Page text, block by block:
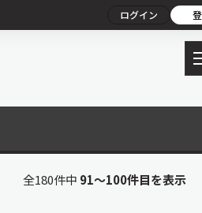
ログイン
全180件中 91〜100件目を表示